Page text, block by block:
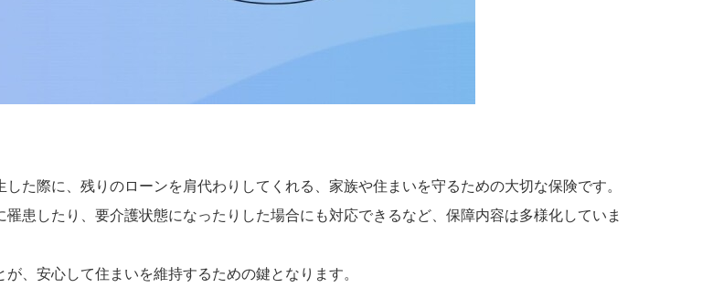
た際に、残りのローンを肩代わりしてくれる、家族や住まいを守るための大切な保険です。
患したり、要介護状態になったりした場合にも対応できるなど、保障内容は多様化していま
、安心して住まいを維持するための鍵となります。